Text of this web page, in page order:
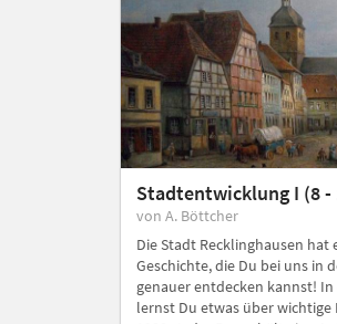
Stadtentwicklung I (8 -
von A. Böttcher
Die Stadt Recklinghausen hat
Geschichte, die Du bei uns in
genauer entdecken kannst!
lernst Du etwas über wichtige